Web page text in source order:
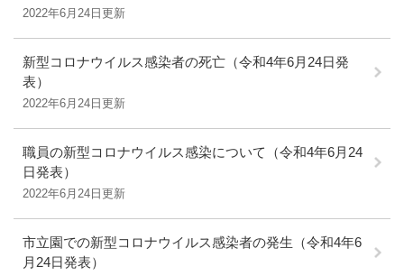
2022年6月24日更新
新型コロナウイルス感染者の死亡（令和4年6月24日発
表）
2022年6月24日更新
職員の新型コロナウイルス感染について（令和4年6月24
日発表）
2022年6月24日更新
市立園での新型コロナウイルス感染者の発生（令和4年6
月24日発表）